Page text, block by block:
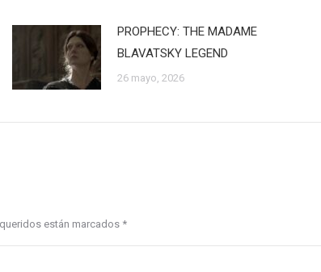
PROPHECY: THE MADAME
BLAVATSKY LEGEND
26 mayo, 2026
están marcados *